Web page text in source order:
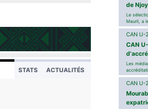
STATS ACTUALITÉS
de
Le
Mauril, a
CAN U-
CAN
Les
CAN U-